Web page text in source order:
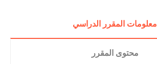
معلومات المقرر الدراسي
محتوى المقرر